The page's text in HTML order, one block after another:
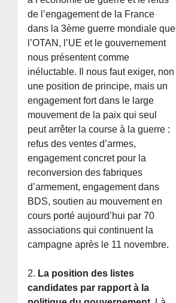
de l’engagement de la France
dans la 3ème guerre mondiale que
l’OTAN, l’UE et le gouvernement
nous présentent comme
inéluctable. Il nous faut exiger, non
une position de principe, mais un
engagement fort dans le large
mouvement de la paix qui seul
peut arrêter la course à la guerre :
refus des ventes d’armes,
engagement concret pour la
reconversion des fabriques
d’armement, engagement dans
BDS, soutien au mouvement en
cours porté aujourd’hui par 70
associations qui continuent la
campagne après le 11 novembre.
2. La position des listes
candidates par rapport à la